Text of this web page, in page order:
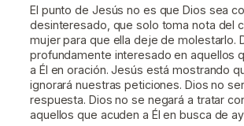
El punto de Jesús no es que Dios sea
desinteresado, que solo toma nota del
mujer para que ella deje de molestarlo.
profundamente interesado en aquellos
a Él en oración. Jesús está mostrando
ignorará nuestras peticiones. Dios no
respuesta. Dios no se negará a tratar
aquellos que acuden a Él en busca de